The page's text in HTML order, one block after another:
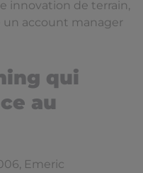
innovation de terrain,
un account manager
qui
au
Emeric